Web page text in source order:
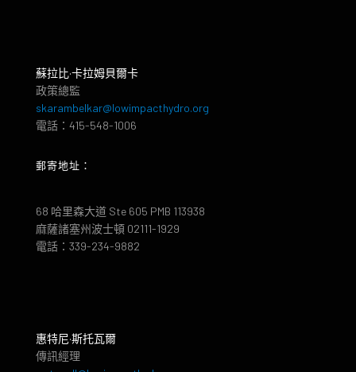
蘇拉比·卡拉姆貝爾卡
政策總監
skarambelkar@lowimpacthydro.org
電話：415-548-1006
郵寄地址：
68 哈里森大道 Ste 605 PMB 113938
麻薩諸塞州波士頓 02111-1929
電話：339-234-9882
惠特尼·斯托瓦爾
傳訊經理